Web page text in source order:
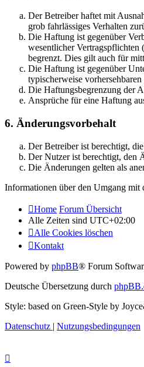
Der Betreiber haftet mit
grob fahrlässiges Verhalten
Die Haftung ist gegenüber
wesentlicher Vertragspflichten
begrenzt. Dies gilt auch für
Die Haftung ist gegenüber
typischerweise
Die Haftungsbegrenzung der
Ansprüche für eine Haftung
6. Änderungsvorbehalt
Der Betreiber ist berechtigt,
Der Nutzer ist berechtigt, den
Die Änderungen gelten als
Informationen über den Umgang mit
Home Forum Übersicht
Alle Zeiten sind UTC+02:00
Alle Cookies löschen
Kontakt
Powered by phpBB® Forum
Deutsche Übersetzung durch
Style: based on Green-Style by
Datenschutz | Nutzungsbedingungen